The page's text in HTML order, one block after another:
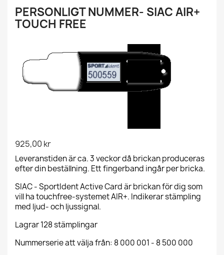
PERSONLIGT NUMMER- SIAC AIR+
TOUCH FREE
925,00 kr
Leveranstiden är ca. 3 veckor då brickan produceras
efter din beställning. Ett fingerband ingår per bricka.
SIAC - SportIdent Active Card är brickan för dig som
vill ha touchfree-systemet AIR+. Indikerar stämpling
med ljud- och ljussignal.
Lagrar 128 stämplingar
Nummerserie att välja från: 8 000 001 - 8 500 000